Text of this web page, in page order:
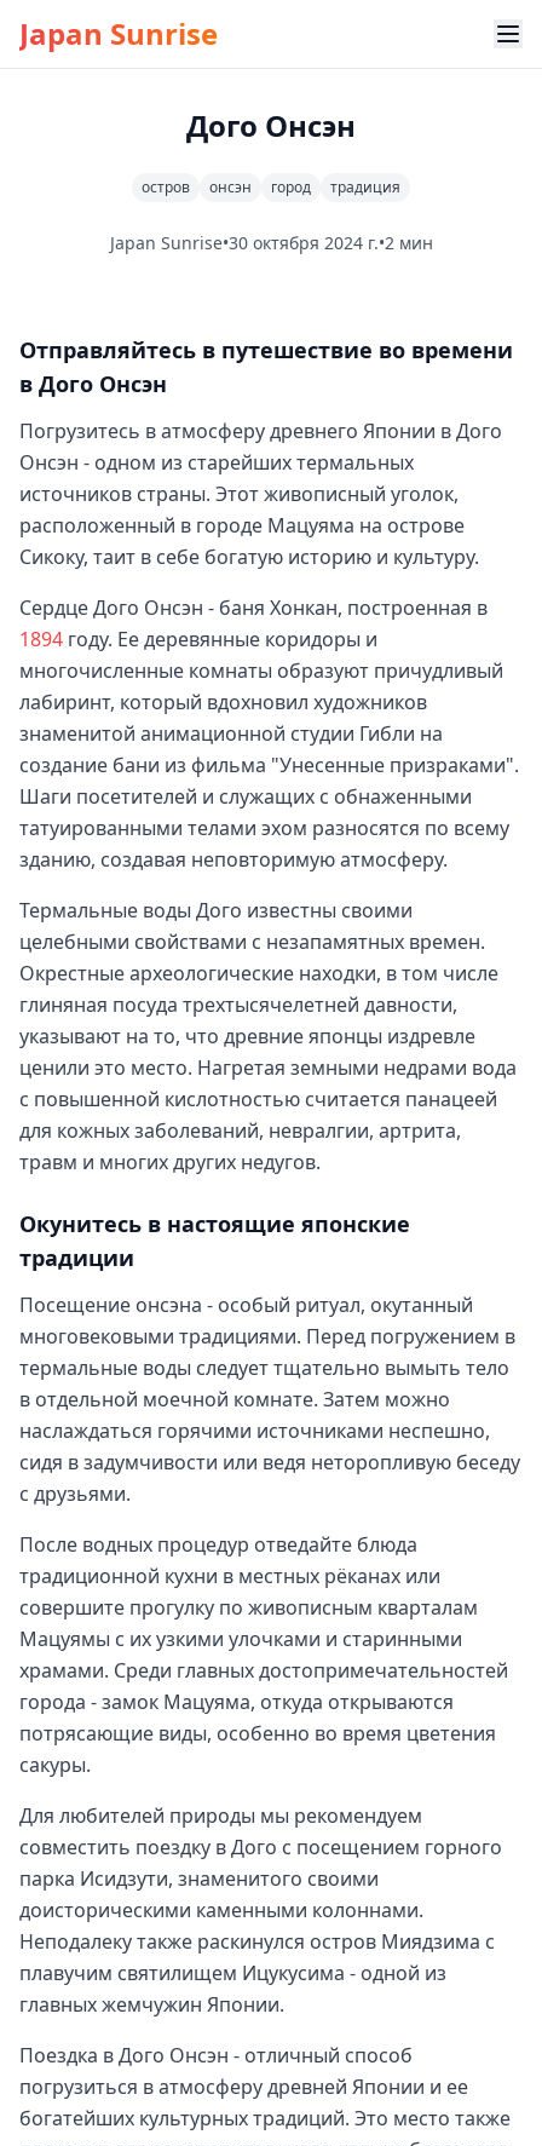
Japan Sunrise
Дого Онсэн
остров онсэн город традиция
Japan Sunrise•30 октября 2024 г.•2 мин
Отправляйтесь в путешествие во времени
в Дого Онсэн
Погрузитесь в атмосферу древнего Японии в Дого
Онсэн - одном из старейших термальных
источников страны. Этот живописный уголок,
расположенный в городе Мацуяма на острове
Сикоку, таит в себе богатую историю и культуру.
Сердце Дого Онсэн - баня Хонкан, построенная в
1894 году. Ее деревянные коридоры и
многочисленные комнаты образуют причудливый
лабиринт, который вдохновил художников
знаменитой анимационной студии Гибли на
создание бани из фильма "Унесенные призраками".
Шаги посетителей и служащих с обнаженными
татуированными телами эхом разносятся по всему
зданию, создавая неповторимую атмосферу.
Термальные воды Дого известны своими
целебными свойствами с незапамятных времен.
Окрестные археологические находки, в том числе
глиняная посуда трехтысячелетней давности,
указывают на то, что древние японцы издревле
ценили это место. Нагретая земными недрами вода
с повышенной кислотностью считается панацеей
для кожных заболеваний, невралгии, артрита,
травм и многих других недугов.
Окунитесь в настоящие японские
традиции
Посещение онсэна - особый ритуал, окутанный
многовековыми традициями. Перед погружением в
термальные воды следует тщательно вымыть тело
в отдельной моечной комнате. Затем можно
наслаждаться горячими источниками неспешно,
сидя в задумчивости или ведя неторопливую беседу
с друзьями.
После водных процедур отведайте блюда
традиционной кухни в местных рёканах или
совершите прогулку по живописным кварталам
Мацуямы с их узкими улочками и старинными
храмами. Среди главных достопримечательностей
города - замок Мацуяма, откуда открываются
потрясающие виды, особенно во время цветения
сакуры.
Для любителей природы мы рекомендуем
совместить поездку в Дого с посещением горного
парка Исидзути, знаменитого своими
доисторическими каменными колоннами.
Неподалеку также раскинулся остров Миядзима с
плавучим святилищем Ицукусима - одной из
главных жемчужин Японии.
Поездка в Дого Онсэн - отличный способ
погрузиться в атмосферу древней Японии и ее
богатейших культурных традиций. Это место также